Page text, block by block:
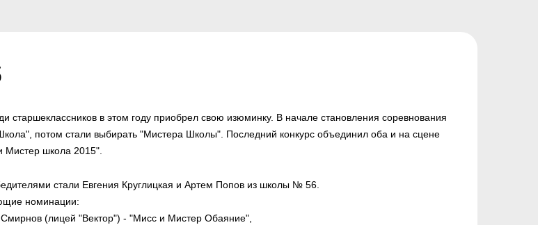
старшеклассников в этом году приобрел свою изюминку. В начале становления соревнования
потом стали выбирать "Мистера Школы". Последний конкурс объединил оба и на сцене
Мистер школа 2015".
стали Евгения Круглицкая и Артем Попов из школы № 56.
номинации:
(лицей "Вектор") - "Мисс и Мистер Обаяние",